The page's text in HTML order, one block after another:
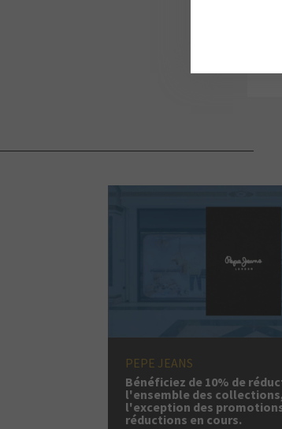
PEPE JEANS
Bénéficiez de 10% de
l'ensemble des
l'exception des
réductions en cours.